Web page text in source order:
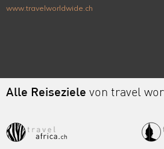
www.travelworldwide.ch
Alle Reiseziele von travel